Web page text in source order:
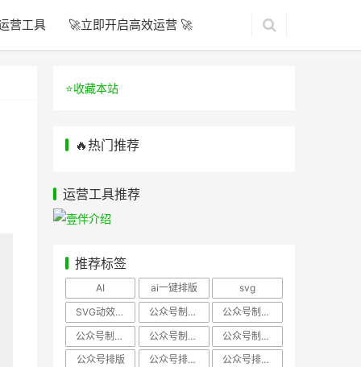
营工具 🚀立即开启高效运营 🚀
⭐️收藏本站
🔥热门推荐
运营工具推荐
推荐标签
AI ai一键排版
svg
SVG动效样式
公众号制作、公众号排版
公众号制作、公众号模板
公众号制作、微信编辑器
公众号制作，公众号排版
公众号制作，公众号排版、微信编辑器
公众号排版
公众号排版，公众号模板
公众号排版，公众号素材